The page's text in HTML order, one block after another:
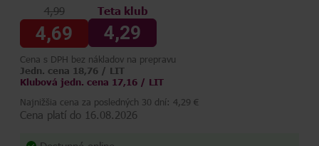
4,99
4,69
Teta klub
4,29
Cena s DPH bez nákladov na prepravu
Jedn. cena 18,76 / LIT
Klubová jedn. cena 17,16 / LIT
Najnižšia cena za posledných 30 dní: 4,29 €
Cena platí do 16.08.2026